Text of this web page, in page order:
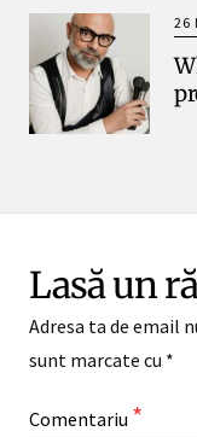
26
Lasă un
Adresa ta de email
sunt marcate cu *
Comentariu *